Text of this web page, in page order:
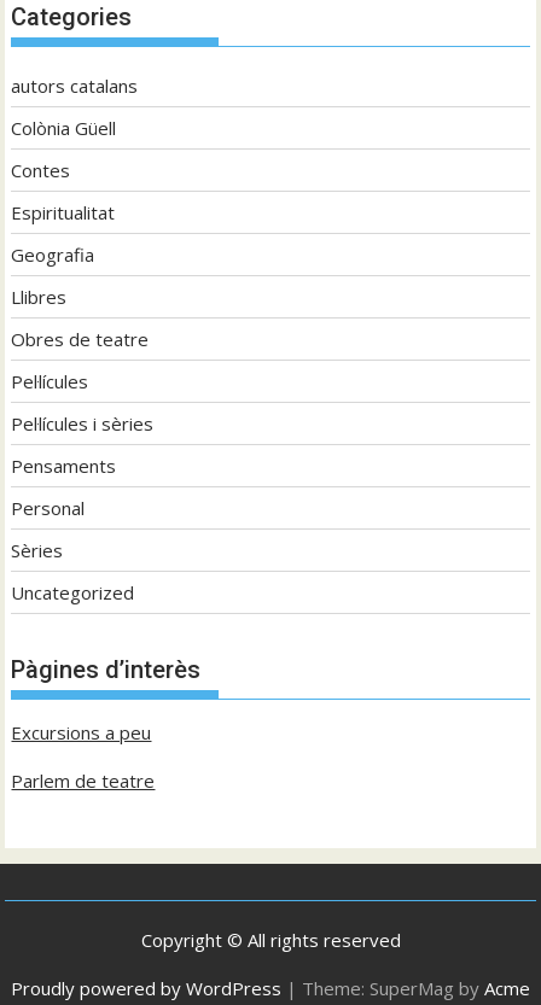
Categories
autors catalans
Colònia Güell
Contes
Espiritualitat
Geografia
Llibres
Obres de teatre
Pel·lícules
Pel·lícules i sèries
Pensaments
Personal
Sèries
Uncategorized
Pàgines d’interès
Excursions a peu
Parlem de teatre
Copyright © All rights reserved
Proudly powered by WordPress | Theme: SuperMag by Acme